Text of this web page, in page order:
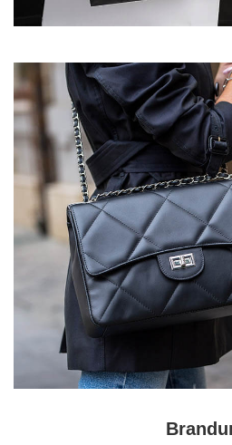
multi ani o pereche de pantofi
deterioreze sau sa se rupa.
speciala pentru acest material,
naturala are nevoie de
aspectul impecabil.
Investeste doar in articole
naturala si vei observa imediat
Completeaza-ti tinutele cu
pantofi sport dama si vei face
merge. Capricia.ro este la
materie de incaltaminte
nostru vei vedea ce modele
sezon si ce schimbari au
De asemenea, iti oferim
favorite de pantofi sport